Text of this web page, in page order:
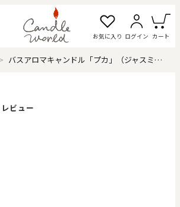
お気に入り ログイン カート
会員登録
バスアロマキャンドル「プカ」（ジャスミンティー）
レビュー